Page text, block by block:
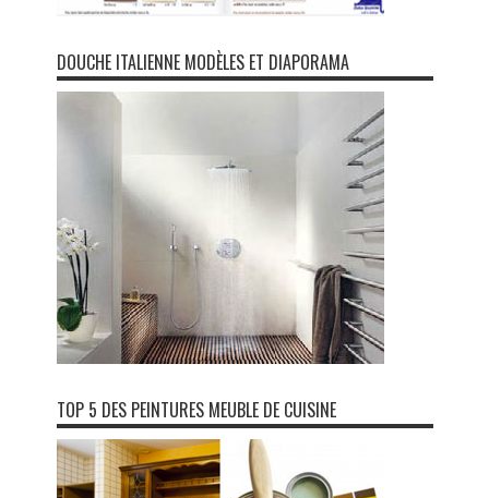
DOUCHE ITALIENNE MODÈLES ET DIAPORAMA
TOP 5 DES PEINTURES MEUBLE DE CUISINE